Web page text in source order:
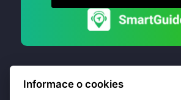
Informace o cookies